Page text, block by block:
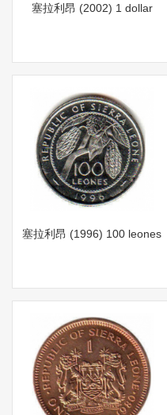
塞拉利昂 (2002) 1 dollar
塞拉利昂 (1996) 100 leones